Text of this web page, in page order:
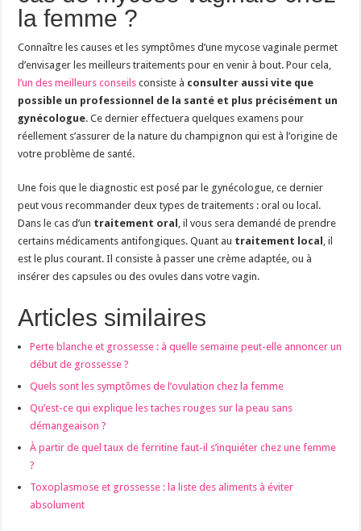
la femme ?
Connaître les causes et les symptômes d’une mycose vaginale permet
d’envisager les meilleurs traitements pour en venir à bout. Pour cela,
l’un des meilleurs conseils consiste à consulter aussi vite que
possible un professionnel de la santé et plus précisément un
gynécologue. Ce dernier effectuera quelques examens pour
réellement s’assurer de la nature du champignon qui est à l’origine de
votre problème de santé.
Une fois que le diagnostic est posé par le gynécologue, ce dernier
peut vous recommander deux types de traitements : oral ou local.
Dans le cas d’un traitement oral
, il vous sera demandé de prendre
certains médicaments antifongiques. Quant au traitement local
, il
est le plus courant. Il consiste à passer une crème adaptée, ou à
insérer des capsules ou des ovules dans votre vagin.
Articles similaires
Perte blanche et grossesse : à quelle semaine peut-elle annoncer un
début de grossesse ?
Quels sont les symptômes de l’ovulation chez la femme
Qu’est-ce qui explique les taches rouges sur la peau sans
démangeaison ?
À partir de quel taux de ferritine faut-il s’inquiéter chez une femme
?
Toxoplasmose et grossesse : la liste des aliments à éviter
absolument